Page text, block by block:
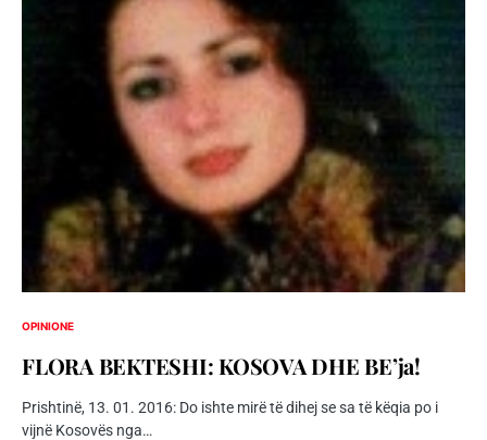
OPINIONE
FLORA BEKTESHI: KOSOVA DHE BE’ja!
Prishtinë, 13. 01. 2016: Do ishte mirë të dihej se sa të këqia po i
vijnë Kosovës nga…